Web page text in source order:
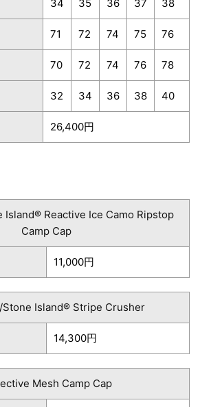
34 35 36 37 38
71 72 74 75 76
70 72 74 76 78
32 34 36 38 40
26,400円
Island® Reactive Ice Camo Ripstop
Camp Cap
11,000円
Island® Stripe Crusher
14,300円
Mesh Camp Cap